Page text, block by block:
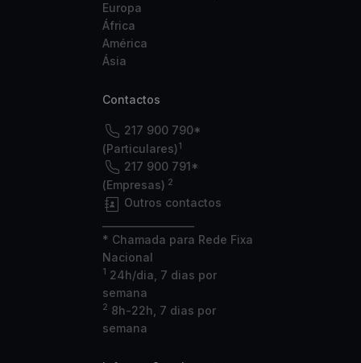
Europa
África
América
Ásia
Contactos
217 900 790*
(Particulares)1
217 900 791*
(Empresas) 2
Outros contactos
* Chamada para Rede Fixa
Nacional
1 24h/dia, 7 dias por
semana
2 8h-22h, 7 dias por
semana